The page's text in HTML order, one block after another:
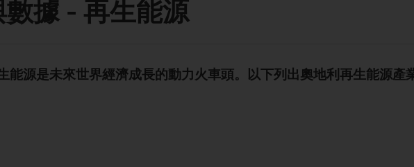
數據 - 再生能源
Module
能源是未來世界經濟成長的動力火車頭。以下列出奧地利再生能源產